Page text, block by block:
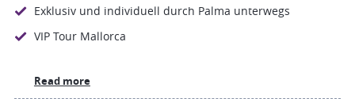
Exklusiv und individuell durch Palma unterwegs
VIP Tour Mallorca
Read more